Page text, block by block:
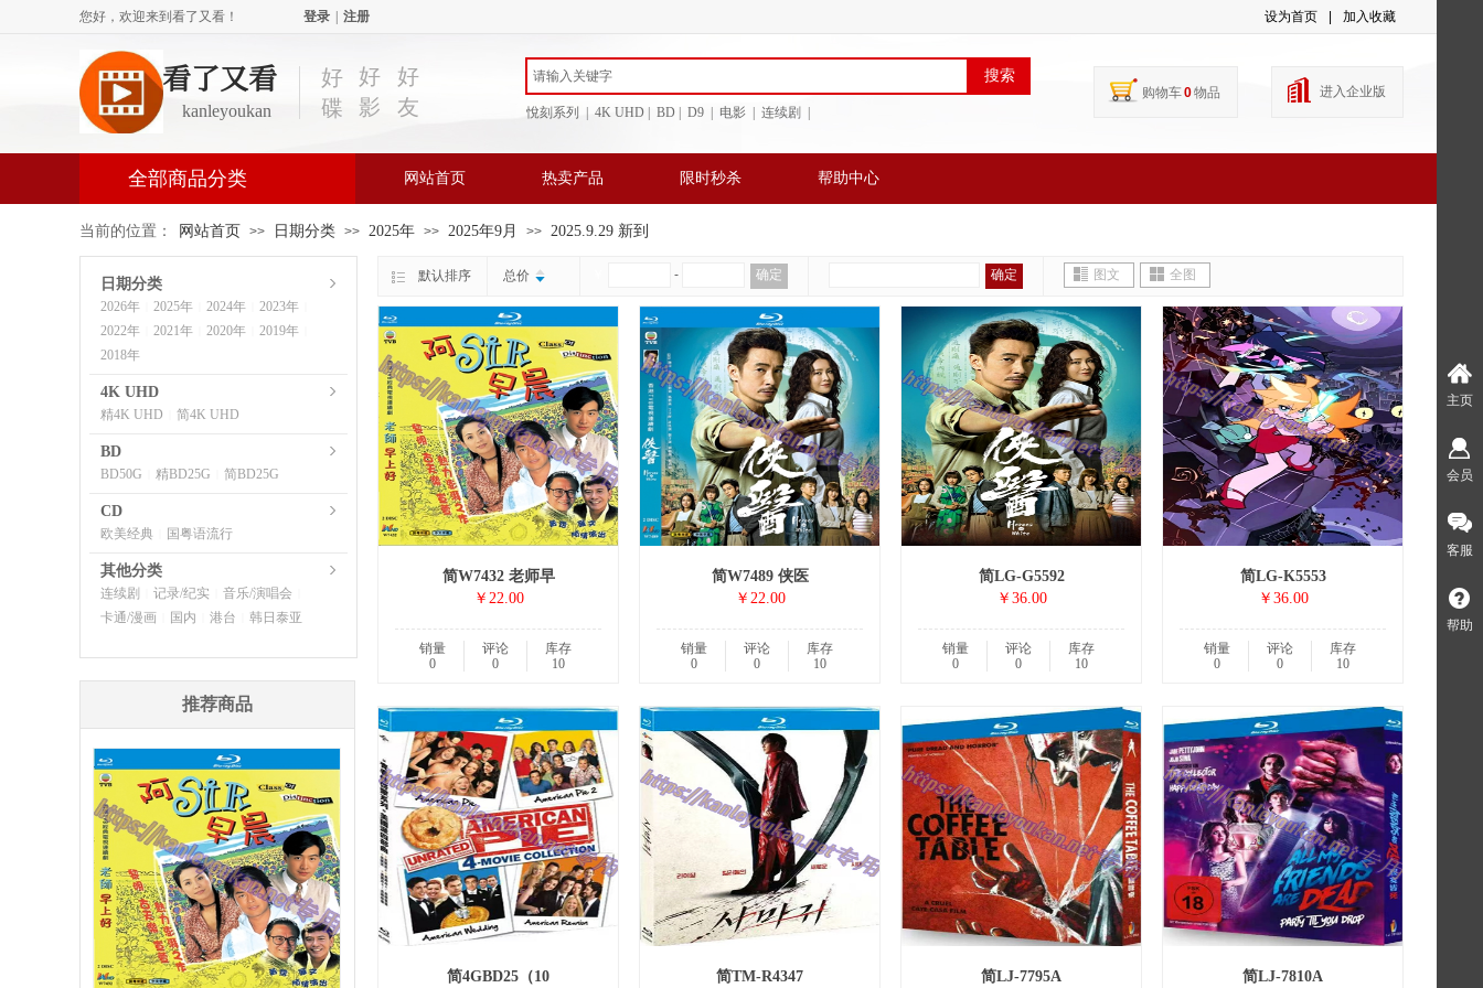
您好，欢迎来到看了又看！ 登录 注册 设为首页 加入收藏
好
碟
好
影
好
友
悅刻系列 | 4K UHD | BD | D9 | 电影 | 连续剧 |
购物车0物品 进入企业版
看了又看
kanleyoukan
搜索
全部商品分类 网站首页 热卖产品 限时秒杀 帮助中心
当前的位置： 网站首页 >> 日期分类 >> 2025年 >> 2025年9月 >> 2025.9.29 新到
默认排序 总价 - 确定 确定 图文 全图
简W7432 老师早
￥22.00
销量
0
评论
0
库存
10
简W7489 侠医
￥22.00
销量
0
评论
0
库存
10
简LG-G5592
￥36.00
销量
0
评论
0
库存
10
简LG-K5553
￥36.00
销量
0
评论
0
库存
10
简4GBD25（10 简TM-R4347 简LJ-7795A 简LJ-7810A
日期分类
2026年 2025年 2024年 2023年
2022年 2021年 2020年 2019年
2018年
4K UHD
精4K UHD 简4K UHD
BD
BD50G 精BD25G 简BD25G
CD
欧美经典 国粤语流行
其他分类
连续剧 记录/纪实 音乐/演唱会
卡通/漫画 国内 港台 韩日泰亚
推荐商品
主页
会员
客服
帮助